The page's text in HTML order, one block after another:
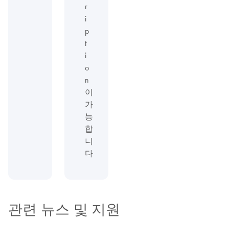
r
i
p
t
i
o
n
이
가
능
합
니
다
관련 뉴스 및 지원